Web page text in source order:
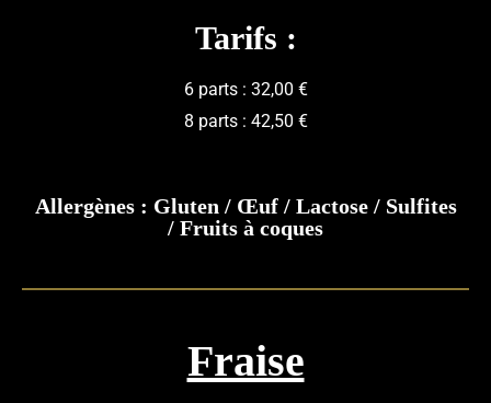
Tarifs :
6 parts : 32,00 €
8 parts : 42,50 €
Allergènes : Gluten / Œuf / Lactose / Sulfites
/ Fruits à coques
Fraise